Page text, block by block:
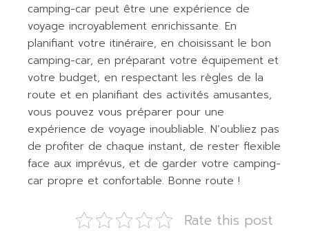
camping-car peut être une expérience de
voyage incroyablement enrichissante. En
planifiant votre itinéraire, en choisissant le bon
camping-car, en préparant votre équipement et
votre budget, en respectant les règles de la
route et en planifiant des activités amusantes,
vous pouvez vous préparer pour une
expérience de voyage inoubliable. N’oubliez pas
de profiter de chaque instant, de rester flexible
face aux imprévus, et de garder votre camping-
car propre et confortable. Bonne route !
Rate this post